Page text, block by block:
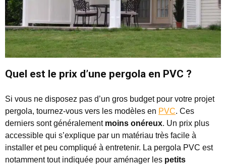
Quel est le prix d’une pergola en PVC ?
Si vous ne disposez pas d’un gros budget pour votre projet
pergola, tournez-vous vers les modèles en PVC. Ces
derniers sont généralement moins onéreux. Un prix plus
accessible qui s’explique par un matériau très facile à
installer et peu compliqué à entretenir. La pergola PVC est
notamment tout indiquée pour aménager les petits